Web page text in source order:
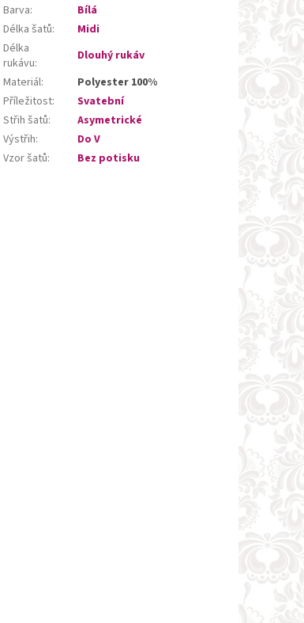
Barva:
Bílá
Délka šatů:
Midi
Délka
rukávu:
Dlouhý rukáv
Materiál:
Polyester 100%
Příležitost:
Svatební
Střih šatů:
Asymetrické
Výstřih:
Do V
Vzor šatů: Bez potisku